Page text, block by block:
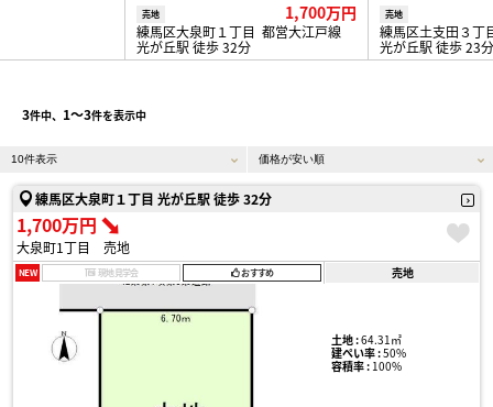
売地 1,700万円
練馬区大泉町１丁目 都営大江戸線
光が丘駅 徒歩 32分
売地
練馬区土支田３丁
光が丘駅 徒歩 23分
3件中、 1〜3件を表示中
練馬区大泉町１丁目 光が丘駅 徒歩 32分
1,700万円
大泉町1丁目 売地
NEW 現地見学会 おすすめ 売地
土地 :64.31㎡
建ぺい率 :50%
容積率 :100%